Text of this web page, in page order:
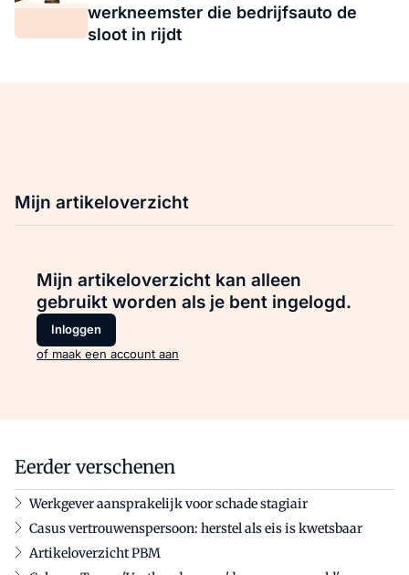
werkneemster die bedrijfsauto de
sloot in rijdt
Mijn artikeloverzicht
Mijn artikeloverzicht kan alleen
gebruikt worden als je bent ingelogd.
Inloggen
of maak een account aan
Eerder verschenen
Werkgever aansprakelijk voor schade stagiair
Casus vertrouwenspersoon: herstel als eis is kwetsbaar
Artikeloverzicht PBM